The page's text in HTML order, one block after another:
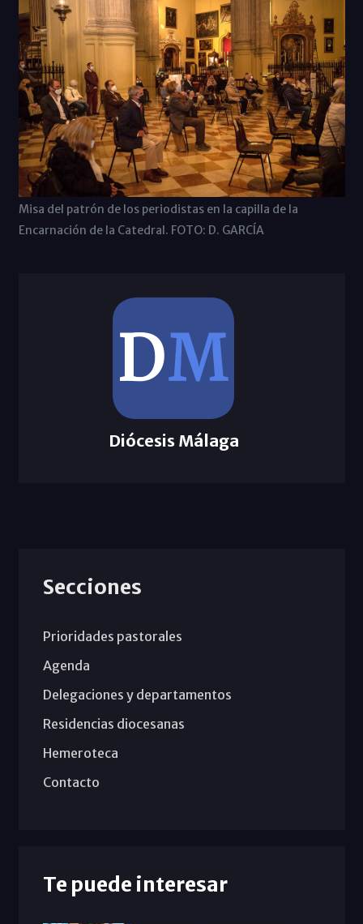
Misa del patrón de los periodistas en la capilla de la
Encarnación de la Catedral. FOTO: D. GARCÍA
Diócesis Málaga
Secciones
Prioridades pastorales
Agenda
Delegaciones y departamentos
Residencias diocesanas
Hemeroteca
Contacto
Te puede interesar